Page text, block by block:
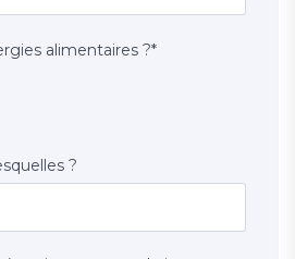
alimentaires ?*
?